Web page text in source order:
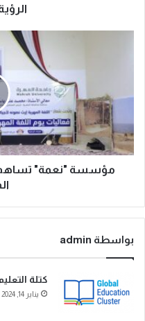
مؤسسة "نعمة" تساهم
بواسطة admin
كتلة
يناير 14, 2024